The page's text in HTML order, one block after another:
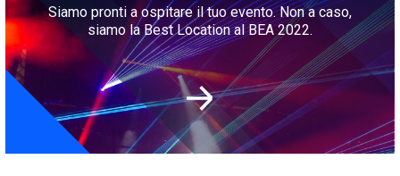
Siamo pronti a ospitare il tuo evento. Non a caso,
siamo la Best Location al BEA 2022.